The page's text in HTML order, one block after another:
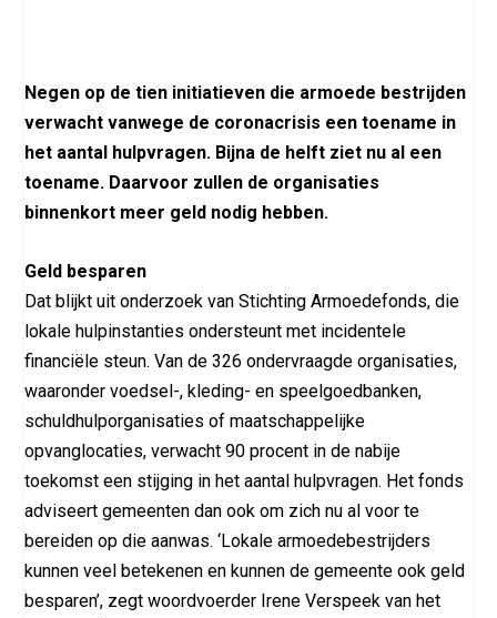
Negen op de tien initiatieven die armoede bestrijden
verwacht vanwege de coronacrisis een toename in
het aantal hulpvragen. Bijna de helft ziet nu al een
toename. Daarvoor zullen de organisaties
binnenkort meer geld nodig hebben.
Geld besparen
Dat blijkt uit onderzoek van Stichting Armoedefonds, die
lokale hulpinstanties ondersteunt met incidentele
financiële steun. Van de 326 ondervraagde organisaties,
waaronder voedsel-, kleding- en speelgoedbanken,
schuldhulporganisaties of maatschappelijke
opvanglocaties, verwacht 90 procent in de nabije
toekomst een stijging in het aantal hulpvragen. Het fonds
adviseert gemeenten dan ook om zich nu al voor te
bereiden op die aanwas. ‘Lokale armoedebestrijders
kunnen veel betekenen en kunnen de gemeente ook geld
besparen’, zegt woordvoerder Irene Verspeek van het